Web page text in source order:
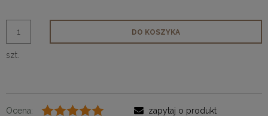
szt.
DO KOSZYKA
Ocena:
zapytaj o produkt